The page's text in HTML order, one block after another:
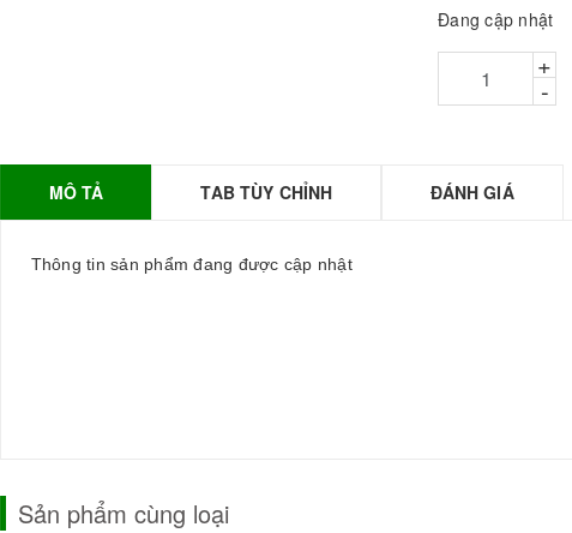
Đang cập nhật
+
-
MÔ TẢ TAB TÙY CHỈNH ĐÁNH GIÁ
Thông tin sản phẩm đang được cập nhật
Sản phẩm cùng loại
BỘT SỮA TOBEE
TOBEE FOOD | Bột
Sữa làm Trà Sữa -